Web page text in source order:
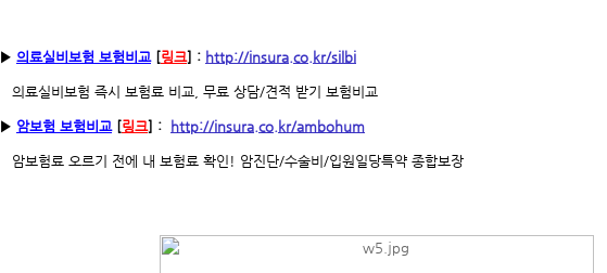
▶ 의료실비보험 보험비교 [링크] : http://insura.co.kr/silbi
의료실비보험 즉시 보험료 비교, 무료 상담/견적 받기 보험비교
▶ 암보험 보험비교[링크] : http://insura.co.kr/ambohum
암보험료 오르기 전에 내 보험료 확인! 암진단/수술비/입원일당특약 종합보장